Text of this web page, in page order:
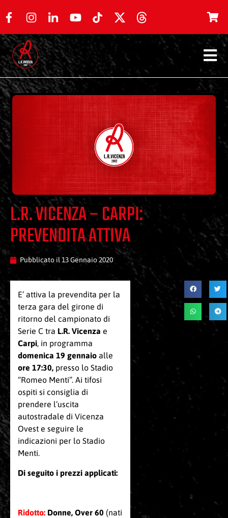
L.R. VICENZA – CARPI:
PREVENDITA ATTIVA
Pubblicato il 13 Gennaio 2020
E’ attiva la prevendita per la
terza gara del girone di
ritorno del campionato di
Serie C tra L.R. Vicenza e
Carpi, in programma
domenica 19 gennaio alle
ore 17:30, presso lo Stadio
“Romeo Menti”. Ai tifosi
ospiti si consiglia di
prendere l’uscita
autostradale di Vicenza
Ovest e seguire le
indicazioni per lo Stadio
Menti.
Di seguito i prezzi applicati:
Ridotto: Donne, Over 60 (nati